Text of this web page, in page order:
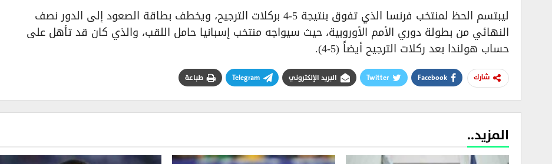
ليبتسم الحظ لمنتخب فرنسا الذي تفوق بنتيجة 5-4 بركلات الترجيح، ويخطف بطاقة الصعود إلى الدور نصف
النهائي من بطولة دوري الأمم الأوروبية، حيث سيواجه منتخب إسبانيا حامل اللقب، والذي كان قد تأهل على
حساب هولندا بعد ركلات الترجيح أيضاً (5-4).
شارك Facebook
Twitter البريد الإلكتروني Telegram طباعة
المزيد..